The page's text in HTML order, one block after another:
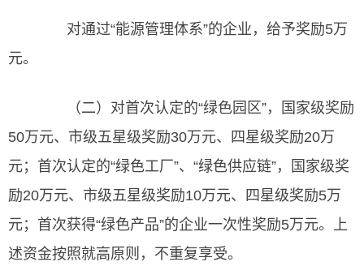
对通过“能源管理体系”的企业，给予奖励5万
元。
（二）对首次认定的“绿色园区”，国家级奖励
50万元、市级五星级奖励30万元、四星级奖励20万
元；首次认定的“绿色工厂”、“绿色供应链”，国家级奖
励20万元、市级五星级奖励10万元、四星级奖励5万
元；首次获得“绿色产品”的企业一次性奖励5万元。上
述资金按照就高原则，不重复享受。